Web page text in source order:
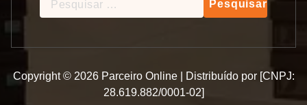
por:
Copyright © 2026 Parceiro Online | Distribuído por [CNPJ:
28.619.882/0001-02]